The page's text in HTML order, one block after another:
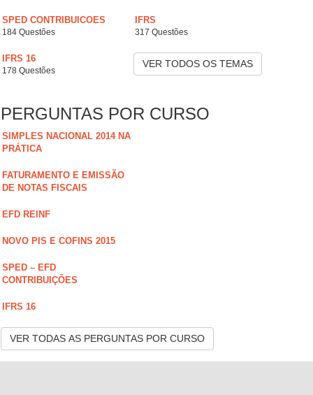
SPED CONTRIBUICOES
184 Questões
IFRS
317 Questões
IFRS 16
178 Questões
VER TODOS OS TEMAS
PERGUNTAS POR CURSO
SIMPLES NACIONAL 2014 NA
PRÁTICA
FATURAMENTO E EMISSÃO
DE NOTAS FISCAIS
EFD REINF
NOVO PIS E COFINS 2015
SPED – EFD
CONTRIBUIÇÕES
IFRS 16
VER TODAS AS PERGUNTAS POR CURSO